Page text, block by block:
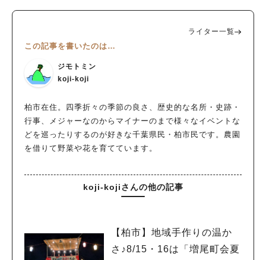
ライター一覧
この記事を書いたのは…
ジモトミン
koji-koji
柏市在住。四季折々の季節の良さ、歴史的な名所・史跡・
行事、メジャーなのからマイナーのまで様々なイベントな
どを巡ったりするのが好きな千葉県民・柏市民です。農園
を借りて野菜や花を育てています。
koji-kojiさんの他の記事
【柏市】地域手作りの温か
さ♪8/15・16は「増尾町会夏